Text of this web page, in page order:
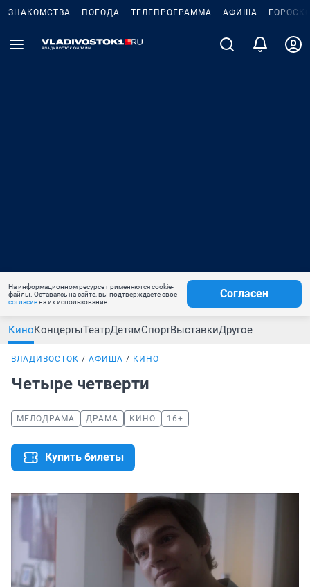
ЗНАКОМСТВА ПОГОДА ТЕЛЕПРОГРАММА АФИША
На информационном ресурсе применяются cookie-
файлы. Оставаясь на сайте, вы подтверждаете свое
согласиена их использование.
Согласен
КиноКонцертыТеатрДетямСпортВыставкиДругое
ВЛАДИВОСТОК АФИША КИНО
Четыре четверти
МЕЛОДРАМА ДРАМА КИНО 16+
Купить билеты